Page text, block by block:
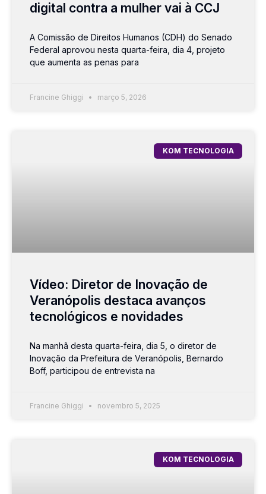
digital contra a mulher vai à CCJ
A Comissão de Direitos Humanos (CDH) do Senado
Federal aprovou nesta quarta-feira, dia 4, projeto
que aumenta as penas para
Francine Ghiggi março 5, 2026
KOM TECNOLOGIA
Vídeo: Diretor de Inovação de
Veranópolis destaca avanços
tecnológicos e novidades
Na manhã desta quarta-feira, dia 5, o diretor de
Inovação da Prefeitura de Veranópolis, Bernardo
Boff, participou de entrevista na
Francine Ghiggi novembro 5, 2025
KOM TECNOLOGIA